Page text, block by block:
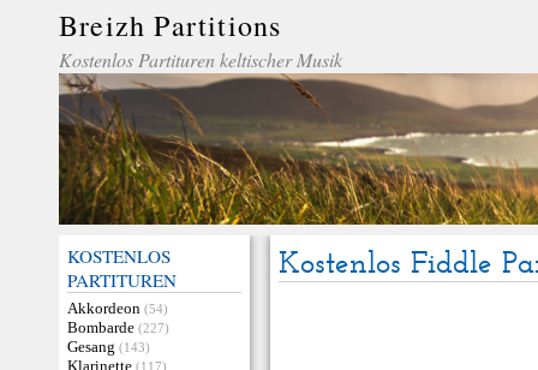
Breizh Partitions
Kostenlos Partituren keltischer Musik
KOSTENLOS
PARTITUREN
Akkordeon (54)
Bombarde (227)
Gesang (143)
Klarinette (117)
Kostenlos Fiddle